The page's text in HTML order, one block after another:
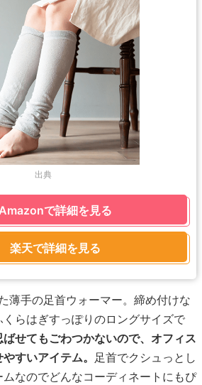
出典
で詳細を見る
楽天で詳細を見る
薄手の足首ウォーマー。締め付けな
らはぎすっぽりのロングサイズで
せてもごわつかないので、オフィス
すいアイテム。 足首でクシュっとし
なのでどんなコーディネートにもぴ